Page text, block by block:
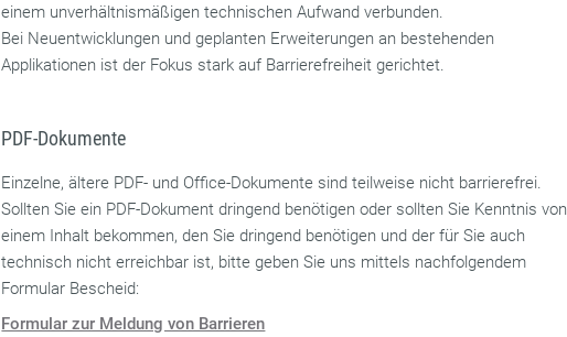
einem unverhältnismäßigen technischen Aufwand verbunden.
Bei Neuentwicklungen und geplanten Erweiterungen an bestehenden
Applikationen ist der Fokus stark auf Barrierefreiheit gerichtet.
PDF-Dokumente
Einzelne, ältere PDF- und Office-Dokumente sind teilweise nicht barrierefrei.
Sollten Sie ein PDF-Dokument dringend benötigen oder sollten Sie Kenntnis von
einem Inhalt bekommen, den Sie dringend benötigen und der für Sie auch
technisch nicht erreichbar ist, bitte geben Sie uns mittels nachfolgendem
Formular Bescheid:
Formular zur Meldung von Barrieren